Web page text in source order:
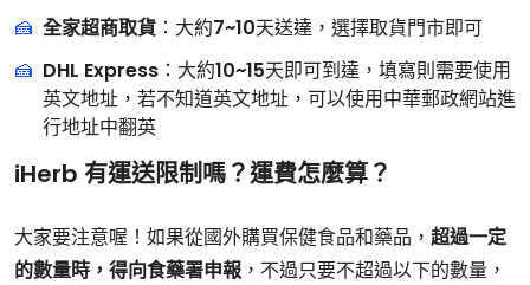
全家超商取貨 ：大約7~10天送達，選擇取貨門市即可
DHL Express ：大約10~15天即可到達，填寫則需要使用
英文地址，若不知道英文地址，可以使用中華郵政網站進
行地址中翻英
iHerb 有運送限制嗎？運費怎麼算？
大家要注意喔！如果從國外購買保健食品和藥品， 超過一定
的數量時，得向食藥署申報，不過只要不超過以下的數量，